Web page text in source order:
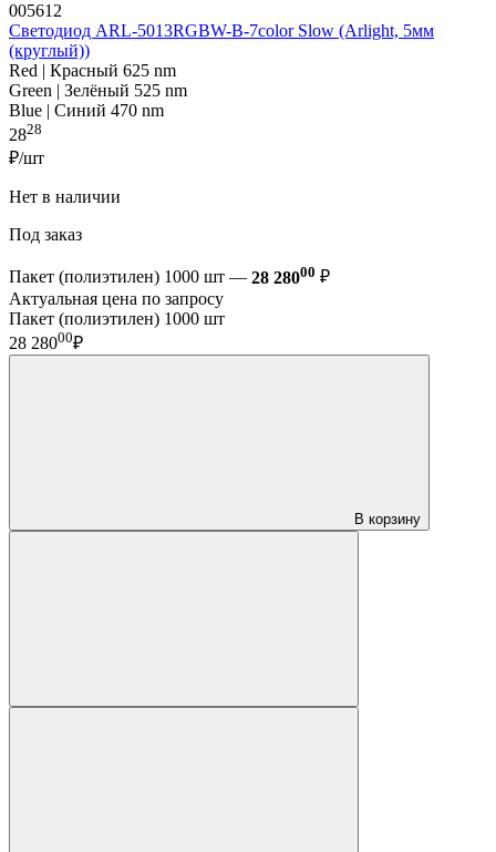
005612
Светодиод ARL-5013RGBW-B-7color Slow (Arlight, 5мм
(круглый))
Red | Красный 625 nm
Green | Зелёный 525 nm
Blue | Синий 470 nm
2828
₽/шт
Нет в наличии
Под заказ
Пакет (полиэтилен) 1000 шт — 28 28000 ₽
Актуальная цена по запросу
Пакет (полиэтилен) 1000 шт
28 28000₽
В корзину